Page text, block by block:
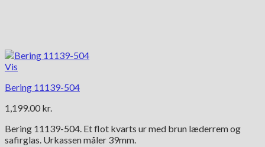
Vis
Bering 11139-504
1,199.00 kr.
Bering 11139-504. Et flot kvarts ur med brun læderrem og
safirglas. Urkassen måler 39mm.